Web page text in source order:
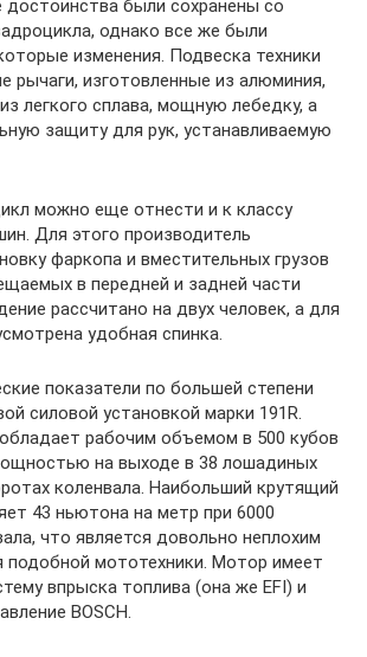
достоинства были сохранены со
однако все же были
изменения. Подвеска техники
рычаги, изготовленные из алюминия,
легкого сплава, мощную лебедку, а
защиту для рук, устанавливаемую
можно еще отнести и к классу
Для этого производитель
фаркопа и вместительных грузов
в передней и задней части
рассчитано на двух человек, а для
удобная спинка.
показатели по большей степени
силовой установкой марки 191R.
рабочим объемом в 500 кубов
на выходе в 38 лошадиных
коленвала. Наибольший крутящий
43 ньютона на метр при 6000
что является довольно неплохим
подобной мототехники. Мотор имеет
впрыска топлива (она же EFI) и
BOSCH.